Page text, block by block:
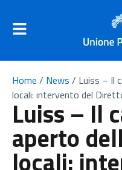
Home / News / Luiss – Il
locali: intervento del
Luiss – Il
aperto
locali: